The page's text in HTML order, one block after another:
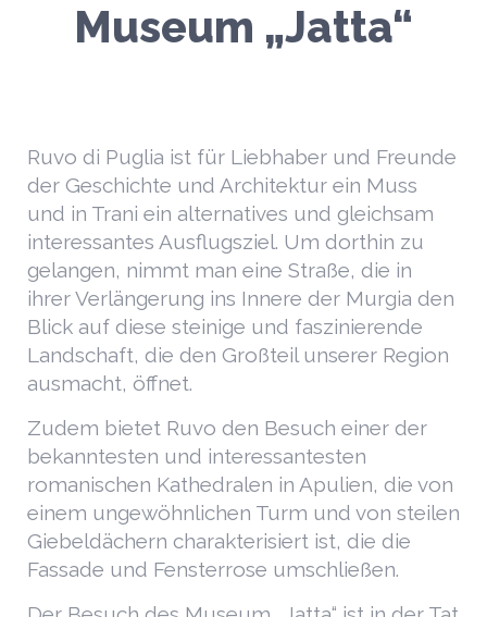
Museum „Jatta“
Ruvo di Puglia ist für Liebhaber und Freunde
der Geschichte und Architektur ein Muss
und in Trani ein alternatives und gleichsam
interessantes Ausflugsziel. Um dorthin zu
gelangen, nimmt man eine Straße, die in
ihrer Verlängerung ins Innere der Murgia den
Blick auf diese steinige und faszinierende
Landschaft, die den Großteil unserer Region
ausmacht, öffnet.
Zudem bietet Ruvo den Besuch einer der
bekanntesten und interessantesten
romanischen Kathedralen in Apulien, die von
einem ungewöhnlichen Turm und von steilen
Giebeldächern charakterisiert ist, die die
Fassade und Fensterrose umschließen.